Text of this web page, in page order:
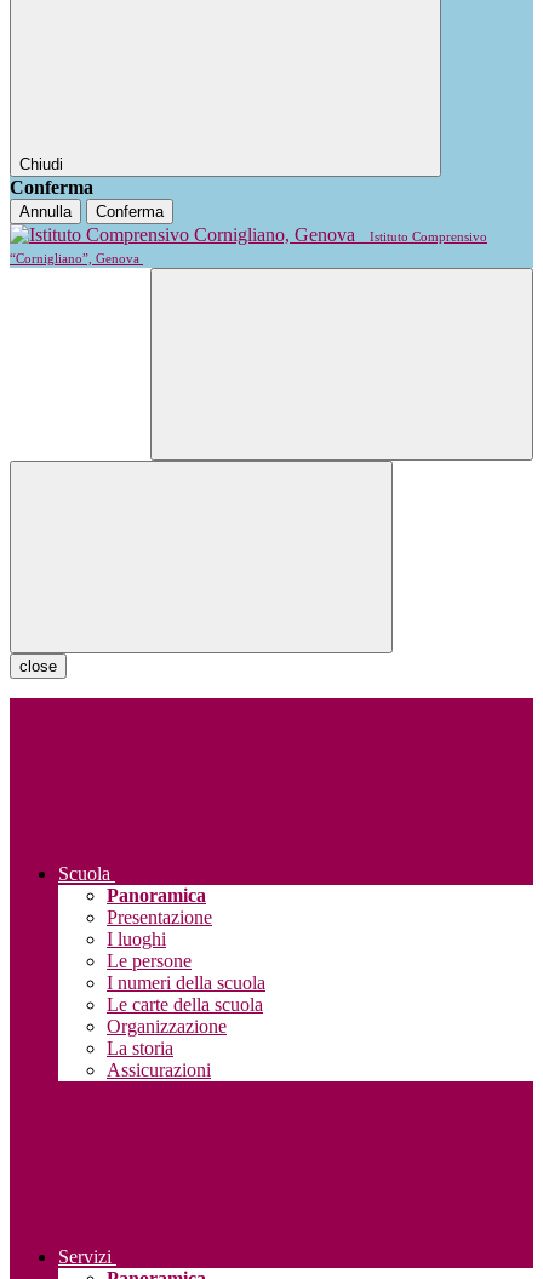
Chiudi
Conferma
Annulla Conferma
Istituto Comprensivo
“Cornigliano”, Genova
close
Scuola
Panoramica
Presentazione
I luoghi
Le persone
I numeri della scuola
Le carte della scuola
Organizzazione
La storia
Assicurazioni
Servizi